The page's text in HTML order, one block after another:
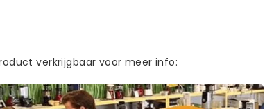
verkrijgbaar voor meer info: